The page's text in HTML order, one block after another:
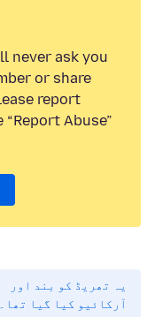
never ask you
or share
report
Abuse”
یہ تھریڈ کو بند اور
آرکائیو کیا گیا تھا۔